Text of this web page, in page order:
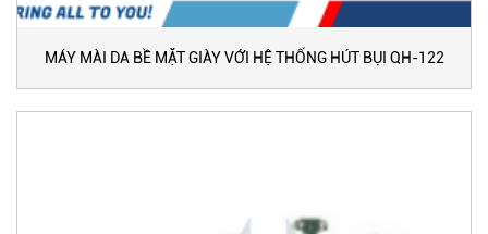
MÁY MÀI DA BỀ MẶT GIÀY VỚI HỆ THỐNG HÚT BỤI QH-122